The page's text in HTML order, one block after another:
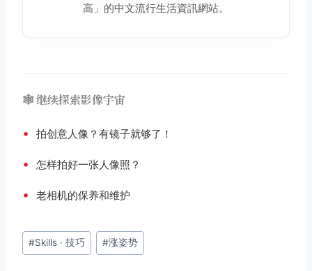
高」的中文流行生活資訊網站。
🕸️ 继续探索影像宇宙
• 拍创意人像？有镜子就够了！
• 怎样拍好一张人像照？
• 老相机的保养和维护
文
章
#Skills · 技巧 #涨姿势